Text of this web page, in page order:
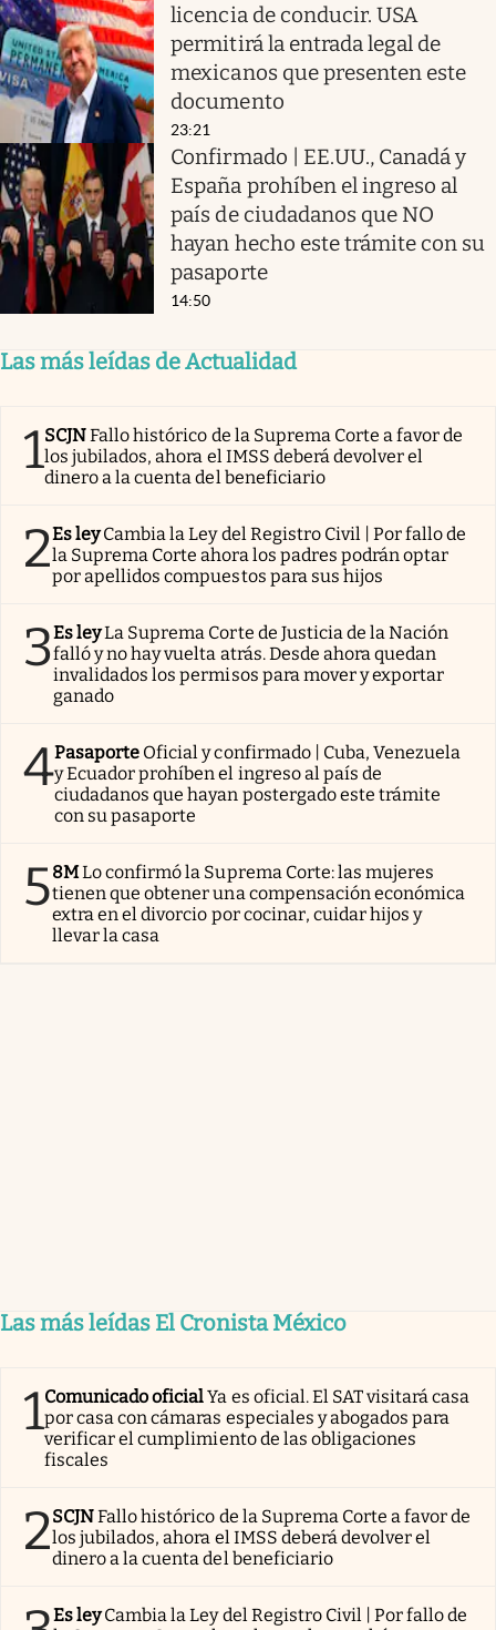
licencia de conducir. USA
permitirá la entrada legal de
mexicanos que presenten este
documento
23:21
Confirmado | EE.UU., Canadá y
España prohíben el ingreso al
país de ciudadanos que NO
hayan hecho este trámite con su
pasaporte
14:50
Las más leídas de Actualidad
1SCJNFallo histórico de la Suprema Corte a favor de
los jubilados, ahora el IMSS deberá devolver el
dinero a la cuenta del beneficiario
2Es ley Cambia la Ley del Registro Civil | Por fallo de
la Suprema Corte ahora los padres podrán optar
por apellidos compuestos para sus hijos
3Es leyLa Suprema Corte de Justicia de la Nación
falló y no hay vuelta atrás. Desde ahora quedan
invalidados los permisos para mover y exportar
ganado
4Pasaporte Oficial y confirmado | Cuba, Venezuela
y Ecuador prohíben el ingreso al país de
ciudadanos que hayan postergado este trámite
con su pasaporte
58MLo confirmó la Suprema Corte: las mujeres
tienen que obtener una compensación económica
extra en el divorcio por cocinar, cuidar hijos y
llevar la casa
Las más leídas El Cronista México
1Comunicado oficialYa es oficial. El SAT visitará casa
por casa con cámaras especiales y abogados para
verificar el cumplimiento de las obligaciones
fiscales
2SCJNFallo histórico de la Suprema Corte a favor de
los jubilados, ahora el IMSS deberá devolver el
dinero a la cuenta del beneficiario
Es ley Cambia la Ley del Registro Civil | Por fallo de